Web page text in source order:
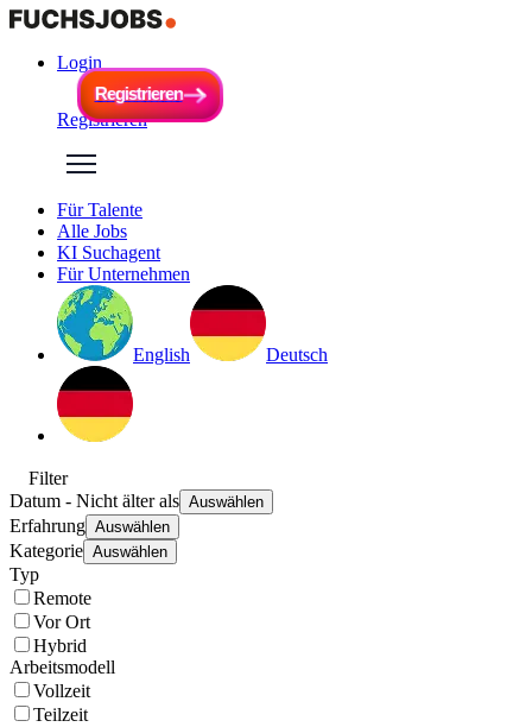
Login
Registrieren
Registrieren
Registrieren
Für Talente
Alle Jobs
KI Suchagent
Für Unternehmen
English Deutsch
Filter
Datum - Nicht älter als Auswählen
Erfahrung Auswählen
Kategorie Auswählen
Typ
Remote
Vor Ort
Hybrid
Arbeitsmodell
Vollzeit
Teilzeit